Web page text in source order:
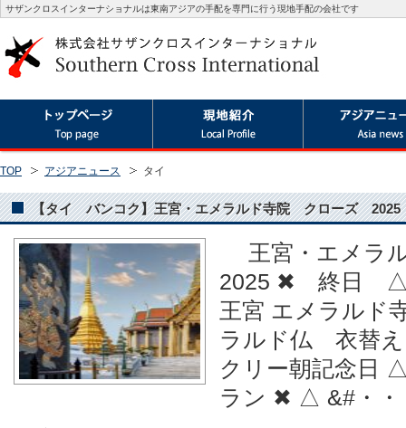
サザンクロスインターナショナルは東南アジアの手配を専門に行う現地手配の会社です
TOP アジアニュース タイ
【タイ バンコク】王宮・エメラルド寺院 クローズ 2025
王宮・エメラ
2025 ✖ 終日 △
王宮 エメラルド
ラルド仏 衣替
クリー朝記念日
ラン ✖ △ &#・・